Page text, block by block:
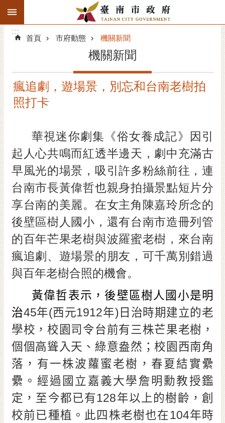
跳到主要內容區塊
搜
階
精彩府城
市府團隊
主題服務
市政資訊
市民互動
黃
偉
哲
螢
花
泉
桐
花
祭
網
站
導
覽
:::
:::
首頁 市府動態 機關新聞
機關新聞
瘋追劇，遊場景，別忘和台南老樹拍
照打卡
華視迷你劇集《俗女養成記》因引
起人心共鳴而紅透半邊天，劇中充滿古
早風光的場景，吸引許多粉絲前往，連
台南市長黃偉哲也親身拍攝景點短片分
享台南的美麗。在女主角陳嘉玲所念的
後壁區樹人國小，還有台南市造冊列管
的百年芒果老樹與波羅蜜老樹，來台南
瘋追劇、遊場景的朋友，可千萬別錯過
與百年老樹合照的機會。
黃偉哲表示，後壁區樹人國小是明
治45年(西元1912年) 日治時期建立的老
學校，校園司令台前有三株芒果老樹，
個個高聳入天、綠意盎然；校園西南角
落，有一株波蘿蜜老樹，春夏結實纍
纍。經過國立嘉義大學詹明勳教授鑑
定，至今都已有128年以上的樹齡，創
校前已種植。此四株老樹也在104年時